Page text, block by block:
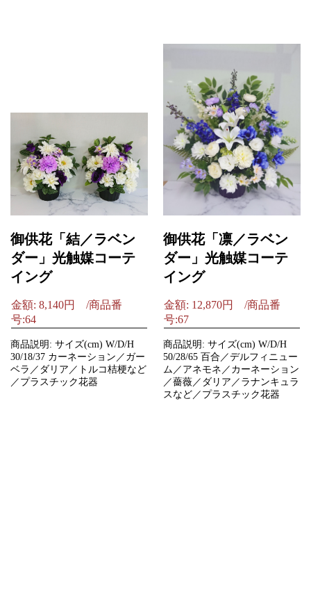
御供花「結／ラベン
ダー」光触媒コーテ
イング
金額: 8,140円 /商品番
号:64
商品説明: サイズ(cm) W/D/H
30/18/37 カーネーション／ガー
ベラ／ダリア／トルコ桔梗など
／プラスチック花器
御供花「凛／ラベン
ダー」光触媒コーテ
イング
金額: 12,870円 /商品番
号:67
商品説明: サイズ(cm) W/D/H
50/28/65 百合／デルフィニュー
ム／アネモネ／カーネーション
／薔薇／ダリア／ラナンキュラ
スなど／プラスチック花器